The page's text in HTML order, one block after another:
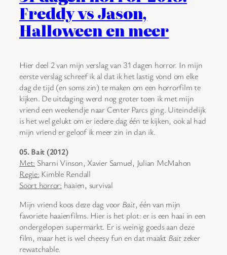
Freddy vs Jason,
Halloween en meer
Hier deel 2 van mijn verslag van 31 dagen horror. In mijn
eerste verslag schreef ik al dat ik het lastig vond om elke
dag de tijd (en soms zin) te maken om een horrorfilm te
kijken. De uitdaging werd nog groter toen ik met mijn
vriend een weekendje naar Center Parcs ging. Uiteindelijk
is het wel gelukt om er iedere dag één te kijken, ook al had
mijn vriend er geloof ik meer zin in dan ik.
05. Bait (2012)
Met: Sharni Vinson, Xavier Samuel, Julian McMahon
Regie: Kimble Rendall
Soort horror: haaien, survival
Mijn vriend koos deze dag voor Bait, één van mijn
favoriete haaienfilms. Hier is het plot: er is een haai in een
ondergelopen supermarkt. Er is weinig goeds aan deze
film, maar het is wel cheesy fun en dat maakt Baitzeker
rewatchable.